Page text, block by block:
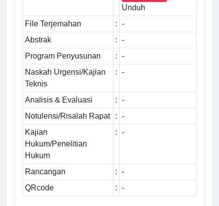
Unduh
File Terjemahan
: -
Abstrak
: -
Program Penyusunan
: -
Naskah Urgensi/Kajian
Teknis
: -
Analisis & Evaluasi : -
Notulensi/Risalah Rapat
: -
Kajian
Hukum/Penelitian
Hukum
: -
Rancangan : -
QRcode
: -